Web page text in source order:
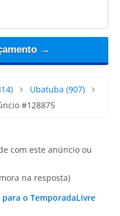
→
Ubatuba (907)
#128875
com este anúncio ou
na resposta)
o TemporadaLivre